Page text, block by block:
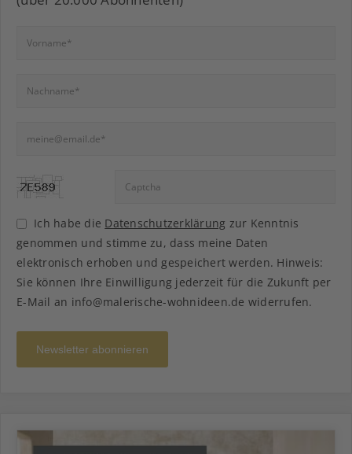
Ich habe die Datenschutzerklärung zur Kenntnis
genommen und stimme zu, dass meine Daten
elektronisch erhoben und gespeichert werden. Hinweis:
Sie können Ihre Einwilligung jederzeit für die Zukunft per
E-Mail an info@malerische-wohnideen.de widerrufen.